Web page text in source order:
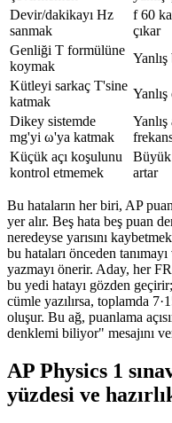
Devir/dakikayı Hz
sanmak
f 60
çıkar
Genliği T formülüne
koymak
Yanlış
Kütleyi sarkaç T'sine
katmak
Yanlış
Dikey sistemde
mg'yi ω'ya katmak
Yanlış
Küçük açı koşulunu
kontrol etmemek
artar
Bu hataların her biri, AP
yer alır. Beş hata beş puan
neredeyse yarısını
bu hataları önceden
yazmayı önerir. Aday, her
bu yedi hatayı gözden
cümle yazılırsa, toplamda
oluşur. Bu ağ, puanlama
denklemi biliyor" mesajını
AP Physics 1
yüzdesi ve